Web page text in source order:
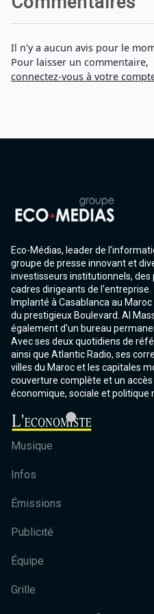
Il n'y a aucun avis pour le
Pour laisser un commentaire,
connectez-vous à votre
Eco-Médias, leader de
groupe de presse innovant et
investisseurs institutionnels, des
cadres dirigeants de l'entreprise.
Implanté à Casablanca au
du prestigieux Boulevard. Al
également d'un bureau
Avec ses deux quotidiens de
ainsi que Atlantic Radio, ses
villes du Maroc et les capitales
couverture complète et un
économique, sociale et
Musique
Infos
Émissions
Publicité
Équipe
Grille